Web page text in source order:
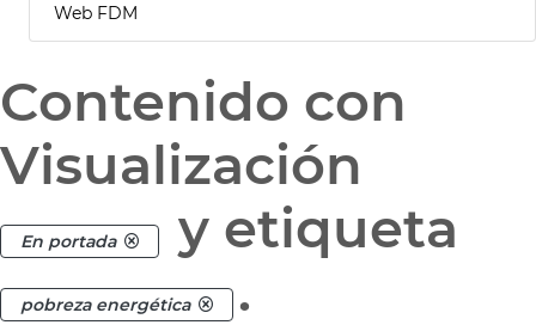
Web FDM
Contenido con
Visualización
En portada y etiqueta
pobreza energética .